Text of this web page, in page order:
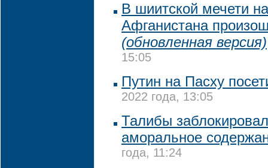
В шиитской мечети
Афганистана
(обновленная версия)
15:05
Путин на Пасху
2022 года, 13:05
Талибы
аморальное
года, 11:24